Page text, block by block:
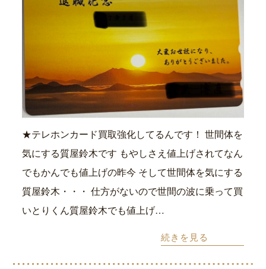
★テレホンカード買取強化してるんです！ 世間体を
気にする質屋鈴木です もやしさえ値上げされてなん
でもかんでも値上げの昨今 そして世間体を気にする
質屋鈴木・・・ 仕方がないので世間の波に乗って買
いとりくん質屋鈴木でも値上げ…
続きを見る